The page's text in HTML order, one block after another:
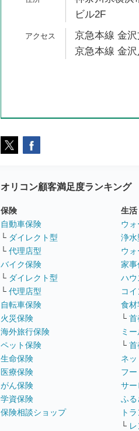
ビル2F
京急本線 金
京急本線 金
オリコン顧客満足度ランキング
保険
自動車保険
└ ダイレクト型
└ 代理店型
バイク保険
└ ダイレクト型
└ 代理店型
自転車保険
火災保険
海外旅行保険
ペット保険
生命保険
医療保険
がん保険
学資保険
保険相談ショップ
生活
ウ
浄水
ウ
家事
ハウ
コ
食材
└ 首
ミ
└ 首
ネ
フ
サー
ふる
ト
└